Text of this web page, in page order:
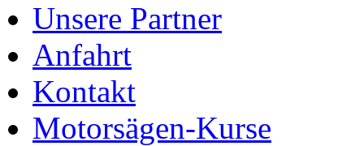
Unsere Partner
Anfahrt
Kontakt
Motorsägen-Kurse